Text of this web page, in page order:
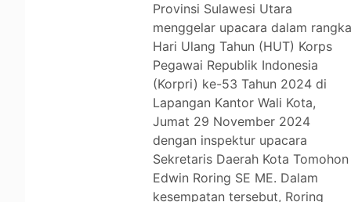
Provinsi Sulawesi Utara
menggelar upacara dalam
Hari Ulang Tahun (HUT) Korps
Pegawai Republik Indonesia
(Korpri) ke-53 Tahun 2024 di
Lapangan Kantor Wali Kota,
Jumat 29 November 2024
dengan inspektur upacara
Sekretaris Daerah Kota Tomohon
Edwin Roring SE ME. Dalam
kesempatan tersebut, Roring